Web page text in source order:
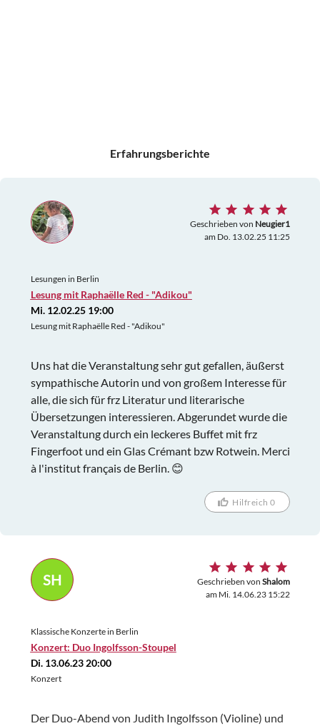
Erfahrungsberichte
Geschrieben von Neugier1
am Do. 13.02.25 11:25
Lesungen in Berlin
Lesung mit Raphaëlle Red - "Adikou"
Mi. 12.02.25 19:00
Lesung mit Raphaëlle Red - "Adikou"
Uns hat die Veranstaltung sehr gut gefallen, äußerst
sympathische Autorin und von großem Interesse für
alle, die sich für frz Literatur und literarische
Übersetzungen interessieren. Abgerundet wurde die
Veranstaltung durch ein leckeres Buffet mit frz
Fingerfoot und ein Glas Crémant bzw Rotwein. Merci
à l'institut français de Berlin. 😊
Hilfreich 0
SH Geschrieben von Shalom
am Mi. 14.06.23 15:22
Klassische Konzerte in Berlin
Konzert: Duo Ingolfsson-Stoupel
Di. 13.06.23 20:00
Konzert
Der Duo-Abend von Judith Ingolfsson (Violine) und